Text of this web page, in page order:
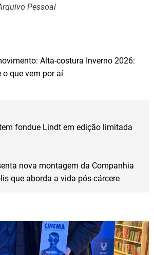
Pessoal
Alta-costura Inverno 2026:
o que vem por aí
fondue Lindt em edição limitada
nova montagem da Companhia
que aborda a vida pós-cárcere